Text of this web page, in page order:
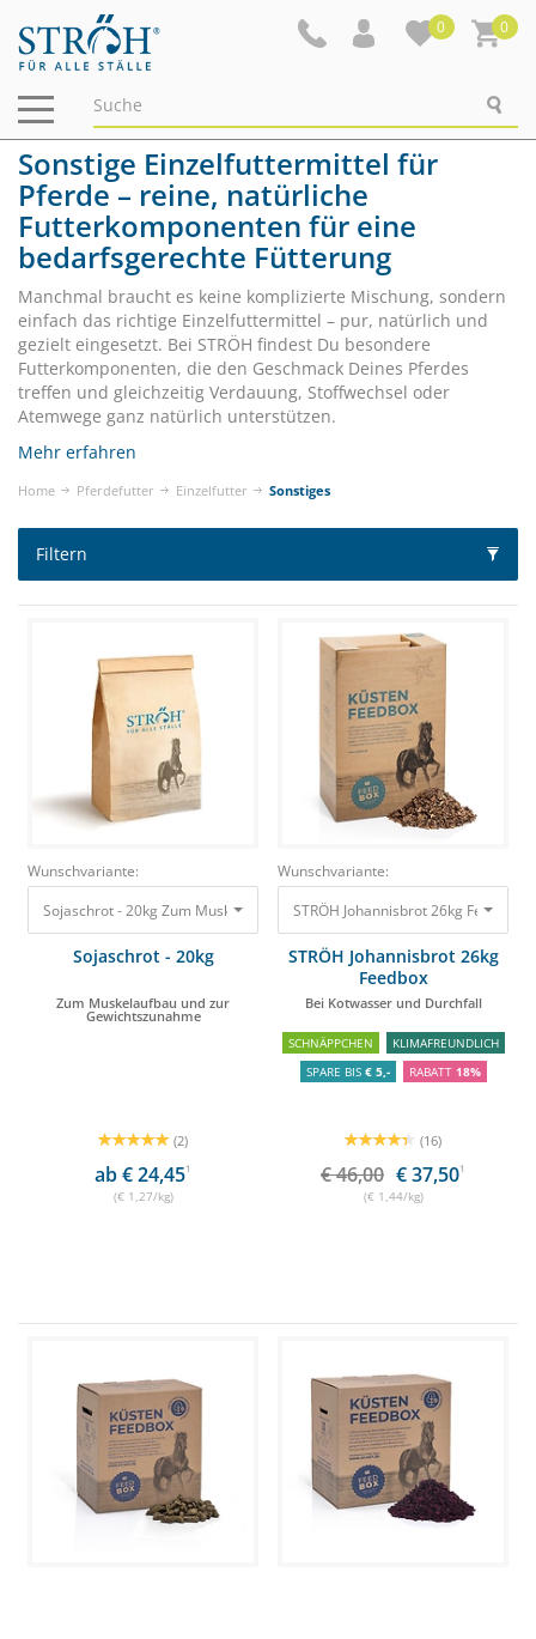
0 0
Navigation
ein-/ausblenden
Sonstige Einzelfuttermittel für
Pferde – reine, natürliche
Futterkomponenten für eine
bedarfsgerechte Fütterung
Manchmal braucht es keine komplizierte Mischung, sondern
einfach das richtige Einzelfuttermittel – pur, natürlich und
gezielt eingesetzt. Bei STRÖH findest Du besondere
Futterkomponenten, die den Geschmack Deines Pferdes
treffen und gleichzeitig Verdauung, Stoffwechsel oder
Atemwege ganz natürlich unterstützen.
Mehr erfahren
Home Pferdefutter Einzelfutter Sonstiges
Filtern
Wunschvariante:
Sojaschrot - 20kg Zum Muskelaufbau und zur Gewichtszunahme 25,40 €
Sojaschrot - 20kg
Zum Muskelaufbau und zur
Gewichtszunahme
(2)
ab € 24,451
(€ 1,27/kg)
Wunschvariante:
STRÖH Johannisbrot 26kg
STRÖH Johannisbrot 26kg
Feedbox
Bei Kotwasser und Durchfall
SCHNÄPPCHEN
KLIMAFREUNDLICH
SPARE BIS € 5,- RABATT 18%
(16)
€ 46,00 € 37,501
(€ 1,44/kg)